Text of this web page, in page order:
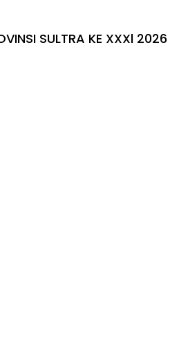
SULTRA KE XXXl 2026